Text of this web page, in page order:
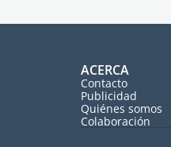
ACERCA
Contacto
Publicidad
Quiénes somos
Colaboración